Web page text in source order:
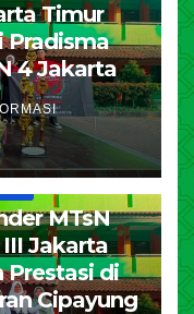
Timur
Pradisma
4 Jakarta
MTsN
Jakarta
Prestasi di
Cipayung